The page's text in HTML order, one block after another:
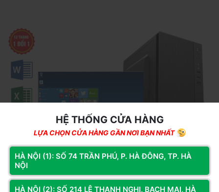
HỆ THỐNG CỬA HÀNG
LỰA CHỌN CỬA HÀNG GẦN NƠI BẠN NHẤT
HÀ NỘI (1): SỐ 74 TRẦN PHÚ, P. HÀ ĐÔNG, TP. HÀ
NỘI
HÀ NỘI (2): SỐ 214 LÊ THANH NGHỊ, BẠCH MAI, HÀ